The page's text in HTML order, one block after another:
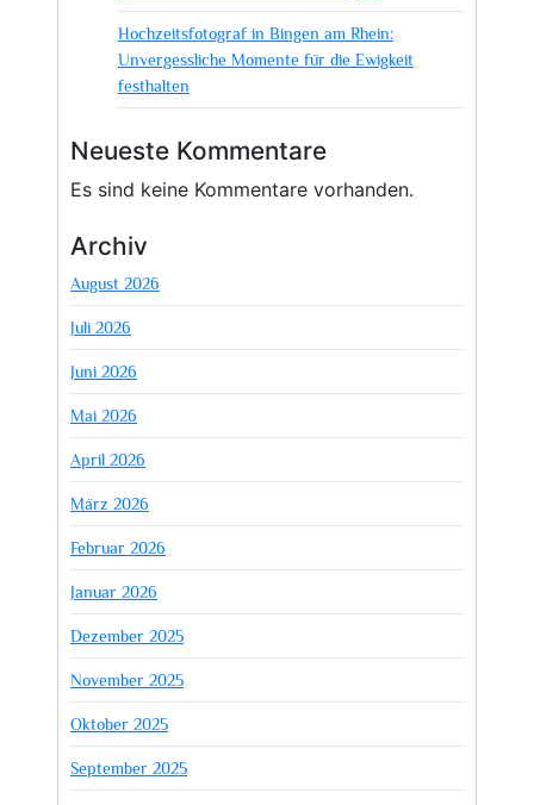
Hochzeitsfotograf in Bingen am Rhein:
Unvergessliche Momente für die Ewigkeit
festhalten
Neueste Kommentare
Es sind keine Kommentare vorhanden.
Archiv
August 2026
Juli 2026
Juni 2026
Mai 2026
April 2026
März 2026
Februar 2026
Januar 2026
Dezember 2025
November 2025
Oktober 2025
September 2025